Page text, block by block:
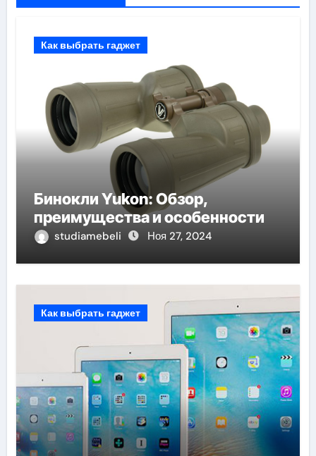
Как выбрать гаджет
Бинокли Yukon: Обзор,
преимущества и особенности
studiamebeli Ноя 27, 2024
Как выбрать гаджет